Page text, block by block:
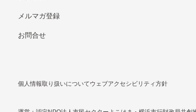
メルマガ登録
お問合せ
個人情報取り扱いについてウェブアクセシビリティ方針